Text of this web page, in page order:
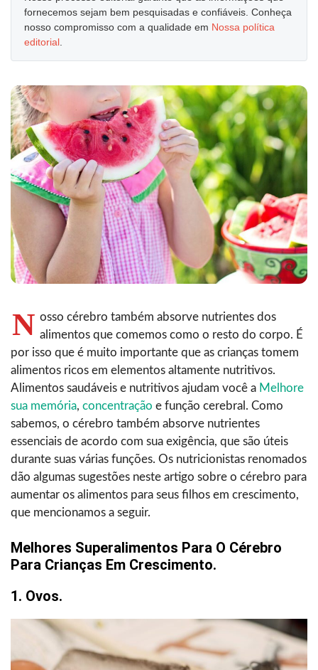
fornecemos sejam bem pesquisadas e confiáveis. Conheça
nosso compromisso com a qualidade em Nossa política
editorial
N osso cérebro também absorve nutrientes dos
alimentos que comemos como o resto do corpo. É
por isso que é muito importante que as crianças tomem
alimentos ricos em elementos altamente nutritivos.
Alimentos saudáveis e nutritivos ajudam você a Melhore
sua memória, concentração e função cerebral. Como
sabemos, o cérebro também absorve nutrientes
essenciais de acordo com sua exigência, que são úteis
durante suas várias funções. Os nutricionistas renomados
dão algumas sugestões neste artigo sobre o cérebro para
aumentar os alimentos para seus filhos em crescimento,
que mencionamos a seguir.
Melhores Superalimentos Para O Cérebro
Para Crianças Em Crescimento.
1. Ovos.